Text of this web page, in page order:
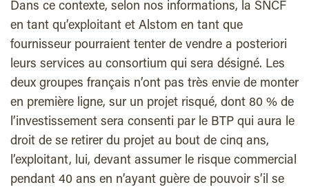
Dans ce contexte, selon nos informations, la SNCF
en tant qu’exploitant et Alstom en tant que
fournisseur pourraient tenter de vendre a posteriori
leurs services au consortium qui sera désigné. Les
deux groupes français n’ont pas très envie de monter
en première ligne, sur un projet risqué, dont 80 % de
l’investissement sera consenti par le BTP qui aura le
droit de se retirer du projet au bout de cinq ans,
l’exploitant, lui, devant assumer le risque commercial
pendant 40 ans en n’ayant guère de pouvoir s’il se